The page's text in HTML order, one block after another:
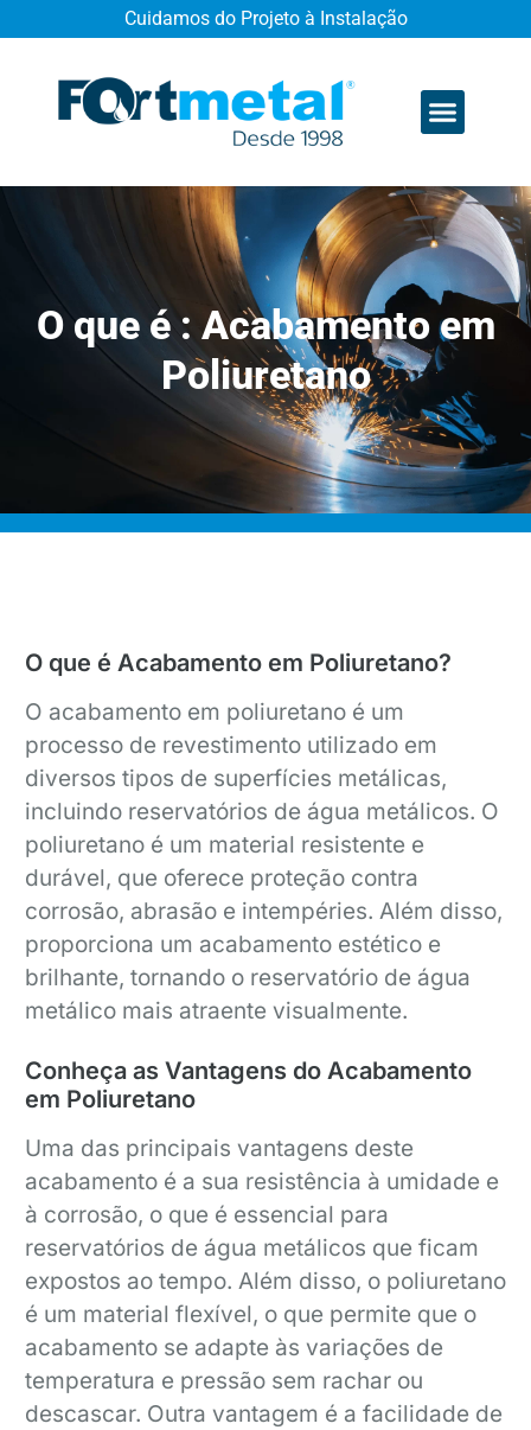
Cuidamos do Projeto à Instalação
O que é : Acabamento em
Poliuretano
O que é Acabamento em Poliuretano?
O acabamento em poliuretano é um
processo de revestimento utilizado em
diversos tipos de superfícies metálicas,
incluindo reservatórios de água metálicos. O
poliuretano é um material resistente e
durável, que oferece proteção contra
corrosão, abrasão e intempéries. Além disso,
proporciona um acabamento estético e
brilhante, tornando o reservatório de água
metálico mais atraente visualmente.
Conheça as Vantagens do Acabamento
em Poliuretano
Uma das principais vantagens deste
acabamento é a sua resistência à umidade e
à corrosão, o que é essencial para
reservatórios de água metálicos que ficam
expostos ao tempo. Além disso, o poliuretano
é um material flexível, o que permite que o
acabamento se adapte às variações de
temperatura e pressão sem rachar ou
descascar. Outra vantagem é a facilidade de